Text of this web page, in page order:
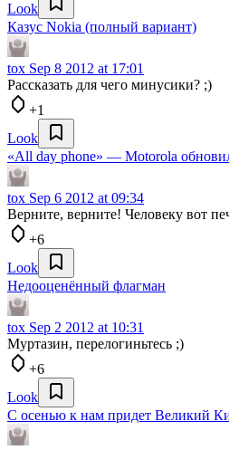
Look
Казус Nokia (полный вариант)
tox Sep 8 2012 at 17:01
Рассказать для чего минусики? ;)
+1
Look
«All day phone» — Motorola
tox Sep 6 2012 at 09:34
Верните, верните! Человеку вот
+6
Look
Недооценённый флагман
tox Sep 2 2012 at 10:31
Муртазин, перелогиньтесь ;)
+6
Look
С осенью к нам придет Великий